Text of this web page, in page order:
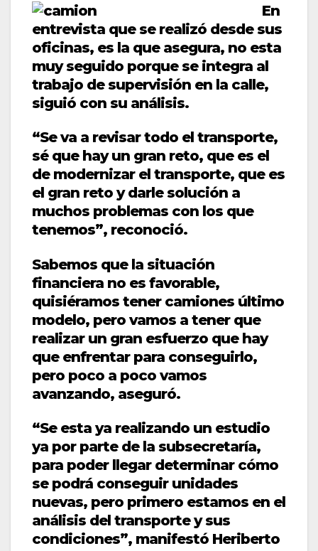
En
entrevista que se realizó desde sus
oficinas, es la que asegura, no esta
muy seguido porque se integra al
trabajo de supervisión en la calle,
siguió con su análisis.
“Se va a revisar todo el transporte,
sé que hay un gran reto, que es el
de modernizar el transporte, que es
el gran reto y darle solución a
muchos problemas con los que
tenemos”, reconoció.
Sabemos que la situación
financiera no es favorable,
quisiéramos tener camiones último
modelo, pero vamos a tener que
realizar un gran esfuerzo que hay
que enfrentar para conseguirlo,
pero poco a poco vamos
avanzando, aseguró.
“Se esta ya realizando un estudio
ya por parte de la subsecretaría,
para poder llegar determinar cómo
se podrá conseguir unidades
nuevas, pero primero estamos en el
análisis del transporte y sus
condiciones”, manifestó Heriberto